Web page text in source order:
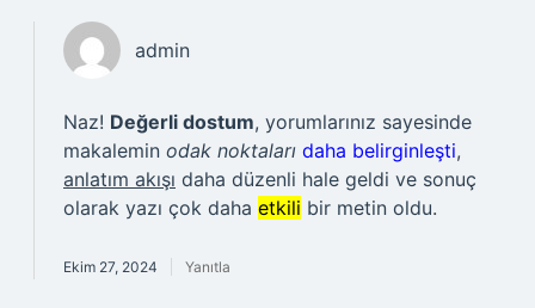
admin
Naz! Değerli dostum, yorumlarınız sayesinde
makalemin odak noktaları daha belirginleşti,
anlatım akışı daha düzenli hale geldi ve sonuç
olarak yazı çok daha etkili bir metin oldu.
Ekim 27, 2024 Yanıtla